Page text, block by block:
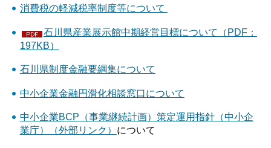
消費税の軽減税率制度等について
石川県産業展示館中期経営目標について（PDF：
197KB）
石川県制度金融要綱集について
中小企業金融円滑化相談窓口について
中小企業BCP（事業継続計画）策定運用指針（中小企
業庁）（外部リンク） について